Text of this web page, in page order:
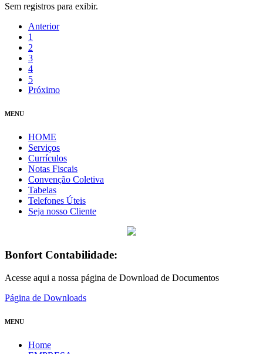
Sem registros para exibir.
Anterior
1
2
3
4
5
Próximo
MENU
HOME
Serviços
Currículos
Notas Fiscais
Convenção Coletiva
Tabelas
Telefones Úteis
Seja nosso Cliente
Bonfort Contabilidade:
Acesse aqui a nossa página de Download de Documentos
Página de Downloads
MENU
Home